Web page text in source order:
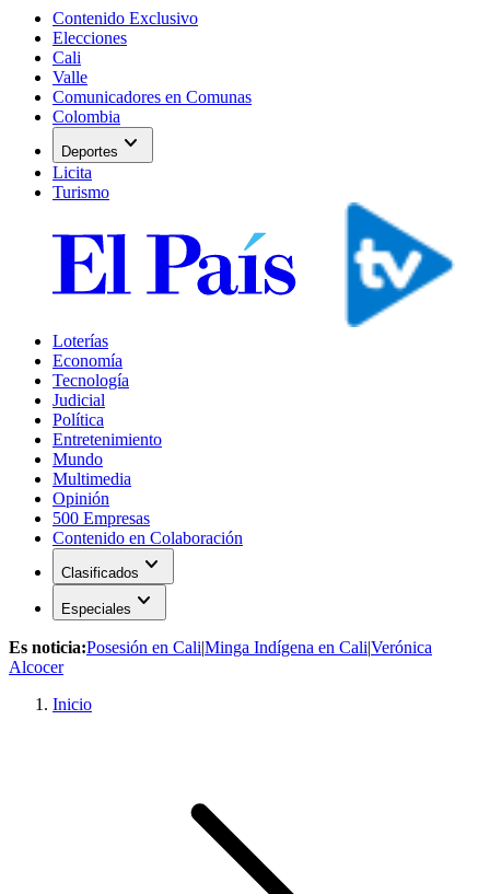
Contenido Exclusivo
Elecciones
Cali
Valle
Comunicadores en Comunas
Colombia
Deportes expand_more
Licita
Turismo
Loterías
Economía
Tecnología
Judicial
Política
Entretenimiento
Mundo
Multimedia
Opinión
500 Empresas
Contenido en Colaboración
Clasificados expand_more
Especiales expand_more
Es noticia:Posesión en Cali|Minga Indígena en Cali|Verónica
Alcocer
Inicio